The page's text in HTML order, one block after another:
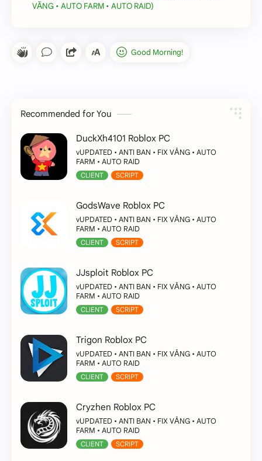
VĂNG • AUTO FARM • AUTO RAID)
Recommended for You
DuckXh4101 Roblox PC
vUPDATED • ANTI BAN • FIX VĂNG • AUTO
FARM • AUTO RAID
CLIENT SCRIPT
GodsWave Roblox PC
vUPDATED • ANTI BAN • FIX VĂNG • AUTO
FARM • AUTO RAID
CLIENT SCRIPT
JJsploit Roblox PC
vUPDATED • ANTI BAN • FIX VĂNG • AUTO
FARM • AUTO RAID
CLIENT SCRIPT
Trigon Roblox PC
vUPDATED • ANTI BAN • FIX VĂNG • AUTO
FARM • AUTO RAID
CLIENT SCRIPT
Cryzhen Roblox PC
vUPDATED • ANTI BAN • FIX VĂNG • AUTO
FARM • AUTO RAID
CLIENT SCRIPT